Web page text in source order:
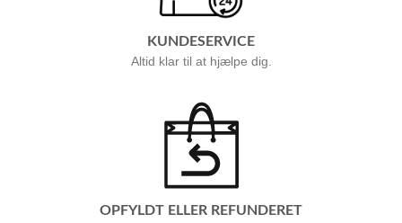
KUNDESERVICE
Altid klar til at hjælpe dig.
OPFYLDT ELLER REFUNDERET